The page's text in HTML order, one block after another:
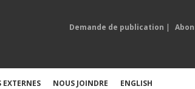
Demande de publication |
EXTERNES NOUS JOINDRE ENGLISH